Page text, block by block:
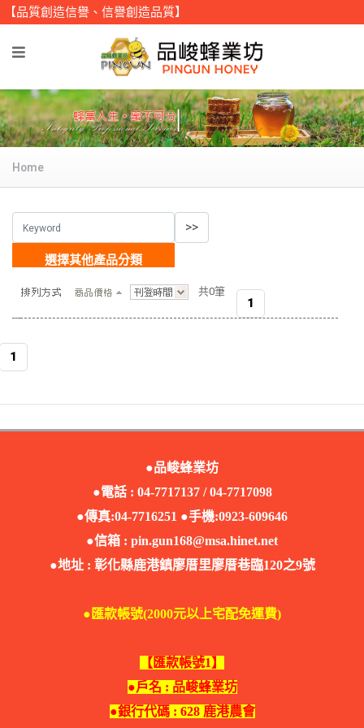
質創造信譽、信譽創造品質】
Home
選擇其他產品分類
共0筆
1
1
●品峻蜂業坊
●電話 : 04-7717137 / 04-7717098
●傳真:04-7716251 ●手機:0923-609646
●信箱 : pin.gun168@msa.hinet.net
●地址 : 彰化縣鹿港鎮廖厝里廖厝巷臨120之9號
●匯款帳號(2000元以上宅配免運費)
【匯款帳號1】
●戶名 : 品峻蜂業坊
●銀行代碼 : 628 鹿港農會